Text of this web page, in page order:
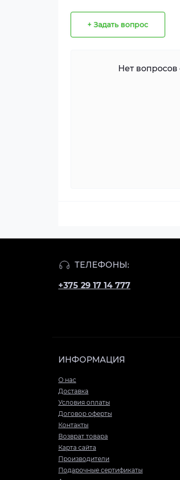
+ Задать вопрос
Нет вопросов
ТЕЛЕФОНЫ:
+375 29 17 14 777
ИНФОРМАЦИЯ
О нас
Доставка
Условия оплаты
Договор оферты
Контакты
Возврат товара
Карта сайта
Производители
Подарочные сертификаты